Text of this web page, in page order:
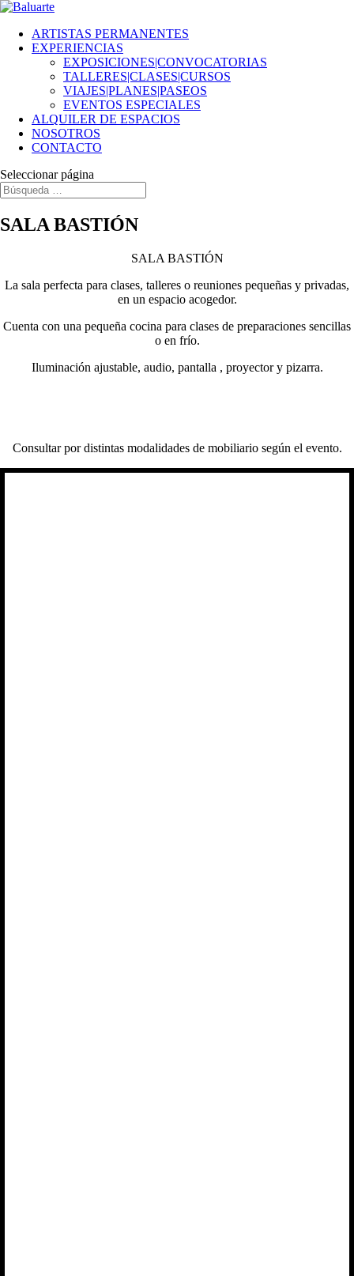
ARTISTAS PERMANENTES
EXPERIENCIAS
EXPOSICIONES|CONVOCATORIAS
TALLERES|CLASES|CURSOS
VIAJES|PLANES|PASEOS
EVENTOS ESPECIALES
ALQUILER DE ESPACIOS
NOSOTROS
CONTACTO
Seleccionar página
SALA BASTIÓN
SALA BASTIÓN
La sala perfecta para clases, talleres o reuniones pequeñas y privadas,
en un espacio acogedor.
Cuenta con una pequeña cocina para clases de preparaciones sencillas
o en frío.
Iluminación ajustable, audio, pantalla , proyector y pizarra.
Consultar por distintas modalidades de mobiliario según el evento.